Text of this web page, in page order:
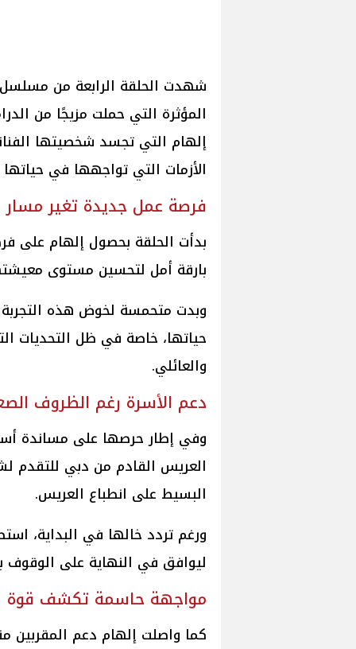
شهدت الحلقة الرابعة من
المؤثرة التي حملت مزيجًا من
إلهام التي تجسد شخصيتها
الأزمات التي تواجهها في
فرصة عمل جديدة تغير مسار
بدأت الحلقة بحصول إلهام على
بارقة أمل لتحسين مستوى
وبدت متحمسة لخوض هذه
حياتها، خاصة في ظل التحديات
والعائلي.
دعم الأسرة رغم الظروف
وفي إطار حرصها على مساندة
العريس القادم من دبي للتقدم
البسيط على انطباع العريس.
ورغم تردد خالها في البداية،
ليوافق في النهاية على
مواجهة حاسمة تكشف
كما واصلت إلهام دعم المقربين